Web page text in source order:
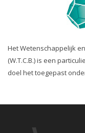
Het Wetenschappelijk
(W.T.C.B.) is een
doel het toegepast